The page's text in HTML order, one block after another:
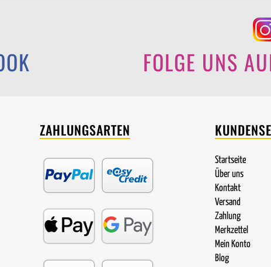
FOLGE UNS
ZAHLUNGSARTEN
Startseite
Über uns
Kontakt
Versand
Zahlung
Merkzettel
Mein Konto
Blog